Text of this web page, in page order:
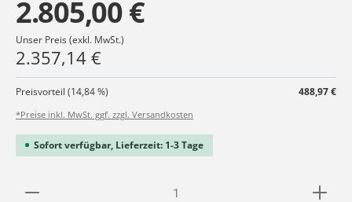
2.805,00 €
Unser Preis (exkl. MwSt.)
2.357,14 €
Preisvorteil (14,84 %) 488,97 €
*Preise inkl. MwSt. ggf. zzgl. Versandkosten
Sofort verfügbar, Lieferzeit: 1-3 Tage
Produkt Anzahl: Gib den gewünschten Wert ein